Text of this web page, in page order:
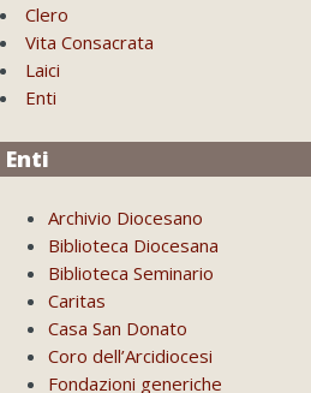
Clero
Vita Consacrata
Laici
Enti
Enti
Archivio Diocesano
Biblioteca Diocesana
Biblioteca Seminario
Caritas
Casa San Donato
Coro dell’Arcidiocesi
Fondazioni generiche